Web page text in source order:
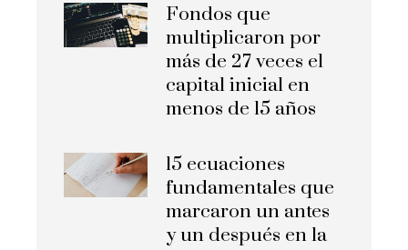
Fondos que
multiplicaron por
más de 27 veces el
capital inicial en
menos de 15 años
15 ecuaciones
fundamentales que
marcaron un antes
y un después en la